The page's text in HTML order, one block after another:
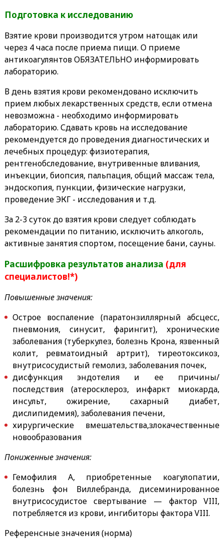
Подготовка к исследованию
Взятие крови производится утром натощак или
через 4 часа после приема пищи. О приеме
антикоагулянтов ОБЯЗАТЕЛЬНО информировать
лабораторию.
В день взятия крови рекомендовано исключить
прием любых лекарственных средств, если отмена
невозможна - необходимо информировать
лабораторию. Сдавать кровь на исследование
рекомендуется до проведения диагностических и
лечебных процедур: физиотерапия,
рентгенобследование, внутривенные вливания,
инъекции, биопсия, пальпация, общий массаж тела,
эндоскопия, пункции, физические нагрузки,
проведение ЭКГ - исследования и т.д.
За 2-3 суток до взятия крови следует соблюдать
рекомендации по питанию, исключить алкоголь,
активные занятия спортом, посещение бани, сауны.
Расшифровка результатов анализа (для
специалистов!*)
Повышенные значения:
Острое воспаление (паратонзиллярный абсцесс,
пневмония, синусит, фарингит), хронические
заболевания (туберкулез, болезнь Крона, язвенный
колит, ревматоидный артрит), тиреотоксикоз,
внутрисосудистый гемолиз, заболевания почек,
дисфункция эндотелия и ее причины/
последствия (атеросклероз, инфаркт миокарда,
инсульт, ожирение, сахарный диабет,
дислипидемия), заболевания печени,
хирургические вмешательства,злокачественные
новообразования
Пониженные значения:
Гемофилия А, приобретенные коагулопатии,
болезнь фон Виллебранда, дисеминированное
внутрисосудистое свертывание — фактор VIII,
потребляется из крови, ингибиторы фактора VIII.
Референсные значения (норма)